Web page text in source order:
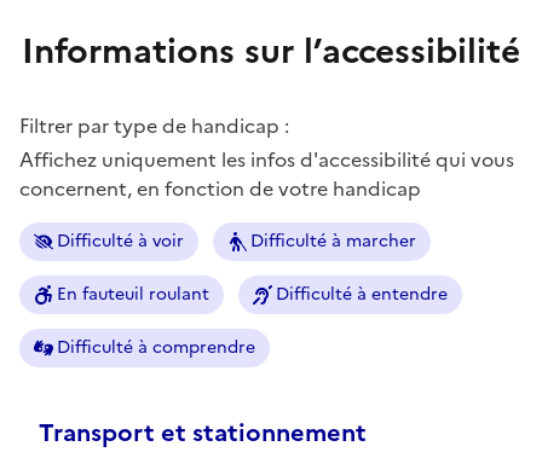
Informations sur l’accessibilité
Filtrer par type de handicap :
Affichez uniquement les infos d'accessibilité qui vous
concernent, en fonction de votre handicap
Difficulté à voir Difficulté à marcher
En fauteuil roulant Difficulté à entendre
Difficulté à comprendre
Transport et stationnement